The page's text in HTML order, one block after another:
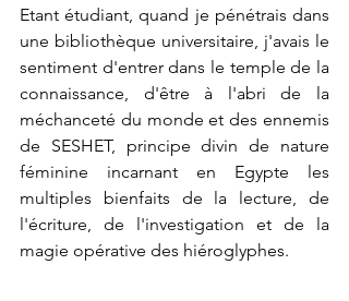
Etant étudiant, quand je pénétrais dans
une bibliothèque universitaire, j'avais le
sentiment d'entrer dans le temple de la
connaissance, d'être à l'abri de la
méchanceté du monde et des ennemis
de SESHET, principe divin de nature
féminine incarnant en Egypte les
multiples bienfaits de la lecture, de
l'écriture, de l'investigation et de la
magie opérative des hiéroglyphes.